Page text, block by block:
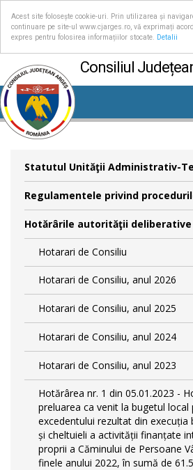
Acest site folosește cookie-uri. Prin utilizarea și
continuare pe site-ul www.cjarges.ro, vă exprimați
expres pentru folosirea informațiilor stocate.
Detalii
Consiliul
Statutul Unităţii Administrativ-
Regulamentele privind
Hotărârile autorităţii deliberative
Hotarari de Consiliu
Hotarari de Consiliu, anul 2026
Hotarari de Consiliu, anul 2025
Hotarari de Consiliu, anul 2024
Hotarari de Consiliu, anul 2023
Hotărârea nr. 1 din 05.01.2023 -
preluarea ca venit la bugetul local
excedentului rezultat din execuția
și cheltuieli a activității finanțate
proprii a Căminului de Persoane
finele anului 2022, în sumă de